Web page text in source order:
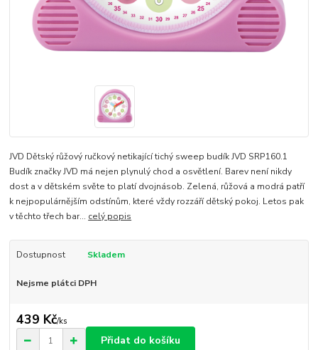
JVD Dětský růžový ručkový netikající tichý sweep budík JVD SRP160.1
Budík značky JVD má nejen plynulý chod a osvětlení. Barev není nikdy
dost a v dětském světe to platí dvojnásob. Zelená, růžová a modrá patří
k nejpopulárnějším odstínům, které vždy rozzáří dětský pokoj. Letos pak
v těchto třech bar... celý popis
Dostupnost Skladem
Nejsme plátci DPH
439 Kč/ks
Přidat do košíku